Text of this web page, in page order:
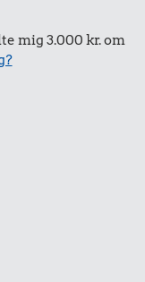
mig 3.000 kr. om